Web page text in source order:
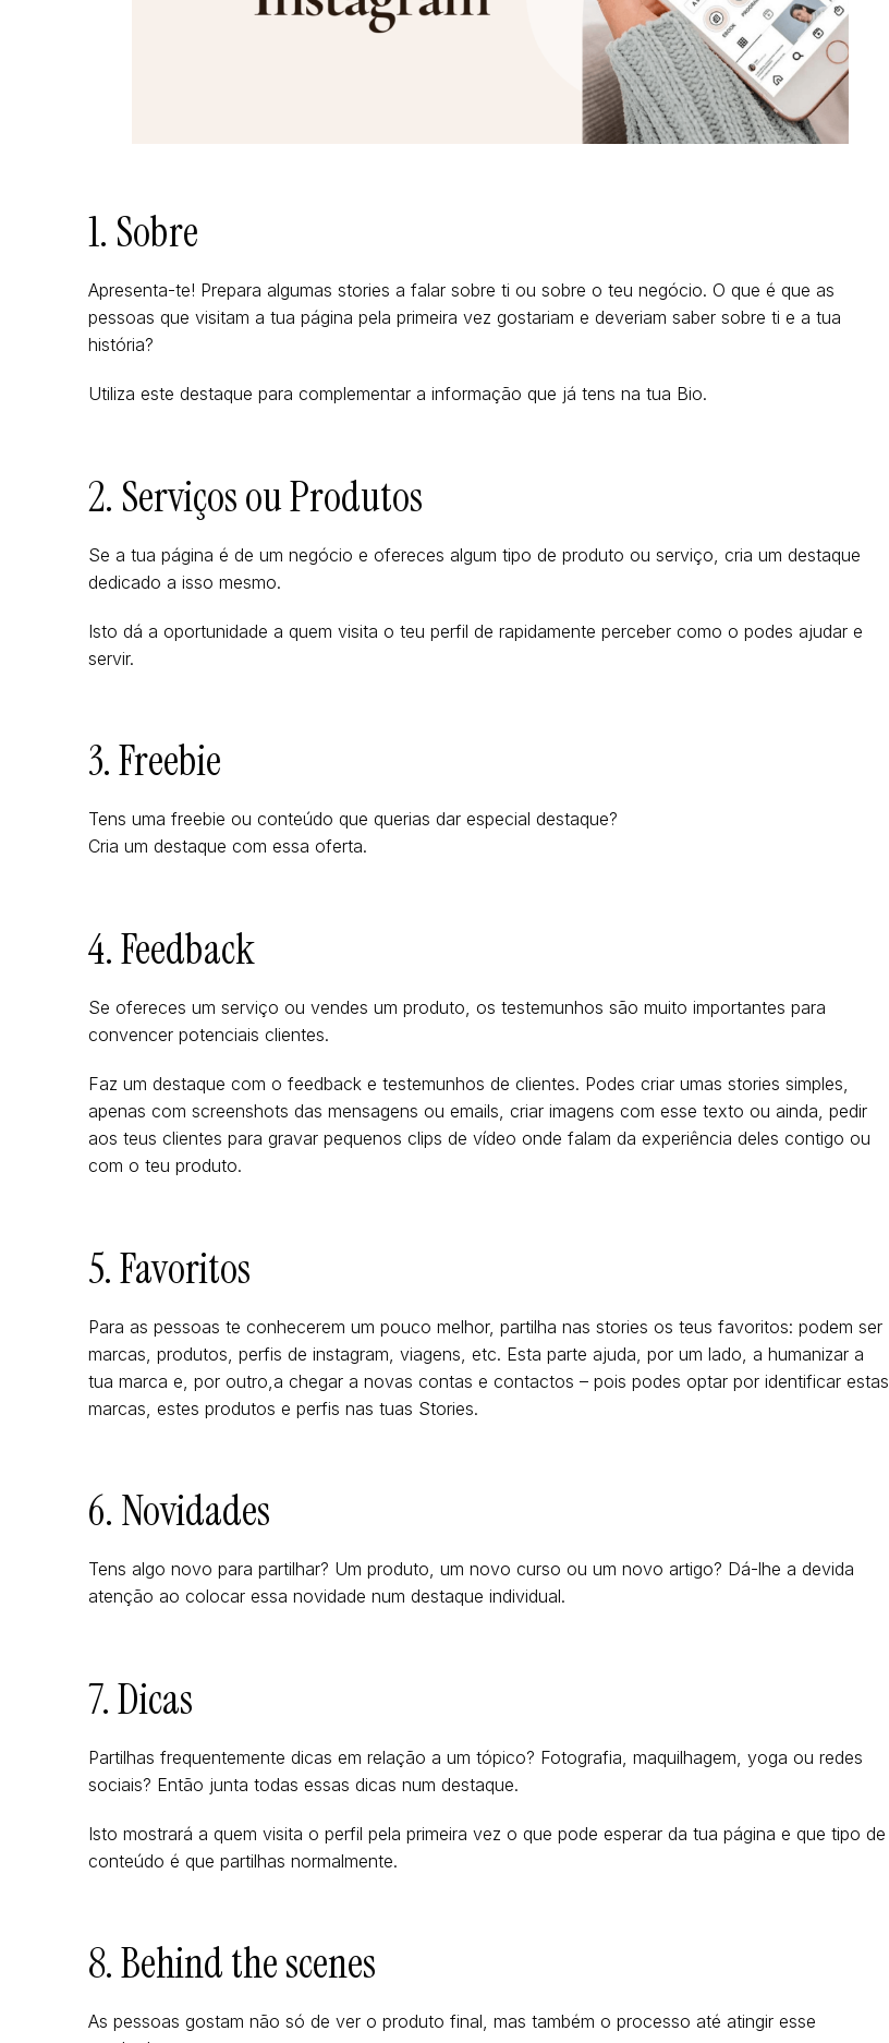
1. Sobre
Apresenta-te! Prepara algumas stories a falar sobre ti ou sobre o teu negócio. O que é que as
pessoas que visitam a tua página pela primeira vez gostariam e deveriam saber sobre ti e a tua
história?
Utiliza este destaque para complementar a informação que já tens na tua Bio.
2. Serviços ou Produtos
Se a tua página é de um negócio e ofereces algum tipo de produto ou serviço, cria um destaque
dedicado a isso mesmo.
Isto dá a oportunidade a quem visita o teu perfil de rapidamente perceber como o podes ajudar e
servir.
3. Freebie
Tens uma freebie ou conteúdo que querias dar especial destaque?
Cria um destaque com essa oferta.
4. Feedback
Se ofereces um serviço ou vendes um produto, os testemunhos são muito importantes para
convencer potenciais clientes.
Faz um destaque com o feedback e testemunhos de clientes. Podes criar umas stories simples,
apenas com screenshots das mensagens ou emails, criar imagens com esse texto ou ainda, pedir
aos teus clientes para gravar pequenos clips de vídeo onde falam da experiência deles contigo ou
com o teu produto.
5. Favoritos
Para as pessoas te conhecerem um pouco melhor, partilha nas stories os teus favoritos: podem ser
marcas, produtos, perfis de instagram, viagens, etc. Esta parte ajuda, por um lado, a humanizar a
tua marca e, por outro,a chegar a novas contas e contactos – pois podes optar por identificar estas
marcas, estes produtos e perfis nas tuas Stories.
6. Novidades
Tens algo novo para partilhar? Um produto, um novo curso ou um novo artigo? Dá-lhe a devida
atenção ao colocar essa novidade num destaque individual.
7. Dicas
Partilhas frequentemente dicas em relação a um tópico? Fotografia, maquilhagem, yoga ou redes
sociais? Então junta todas essas dicas num destaque.
Isto mostrará a quem visita o perfil pela primeira vez o que pode esperar da tua página e que tipo de
conteúdo é que partilhas normalmente.
8. Behind the scenes
As pessoas gostam não só de ver o produto final, mas também o processo até atingir esse